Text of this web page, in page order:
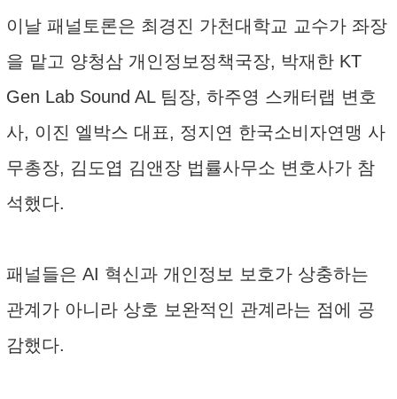
이날 패널토론은 최경진 가천대학교 교수가 좌장
을 맡고 양청삼 개인정보정책국장, 박재한 KT
Gen Lab Sound AL 팀장, 하주영 스캐터랩 변호
사, 이진 엘박스 대표, 정지연 한국소비자연맹 사
무총장, 김도엽 김앤장 법률사무소 변호사가 참
석했다.
패널들은 AI 혁신과 개인정보 보호가 상충하는
관계가 아니라 상호 보완적인 관계라는 점에 공
감했다.